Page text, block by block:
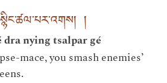
།
nying tsalpar gé
mace, you smash enemies’